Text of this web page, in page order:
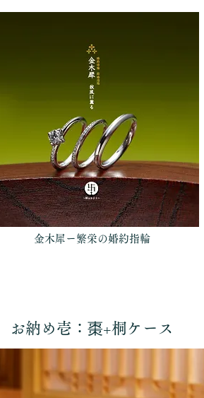
金木犀ー​繁栄の婚約指輪
お納め壱：棗+桐ケース